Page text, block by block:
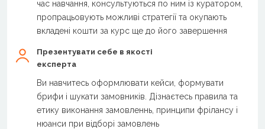
час навчання, консультуються по ним із куратором,
пропрацьовують можливі стратегії та окупають
вкладені кошти за курс ще до його завершення
Презентувати себе в якості
експерта
Ви навчитесь оформлювати кейси, формувати
брифи і шукати замовників. Дізнаєтесь правила та
етику виконання замовленнь, принципи фрілансу і
нюанси при відборі замовлень